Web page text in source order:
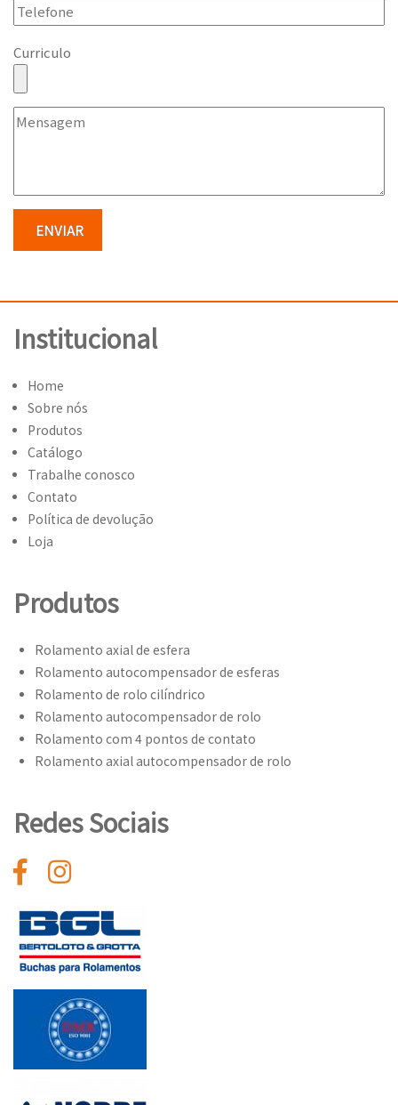
Curriculo
Institucional
Home
Sobre nós
Produtos
Catálogo
Trabalhe conosco
Contato
Política de devolução
Loja
Produtos
Rolamento axial de esfera
Rolamento autocompensador de esferas
Rolamento de rolo cilíndrico
Rolamento autocompensador de rolo
Rolamento com 4 pontos de contato
Rolamento axial autocompensador de rolo
Redes Sociais